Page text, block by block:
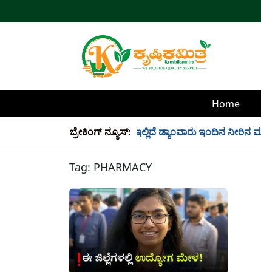
Home
ಬ್ರೇಕಿಂಗ್ ನ್ಯೂಸ್:
34 TMC ನೀರು ಸಂಗ್ರಹ! ಇಲ್ಲಿದೆ ಡ್ಯಾಂವಾರು ಇಂದಿನ ನೀರಿನ ಮಟ್ಟ!
Tag: PHARMACY